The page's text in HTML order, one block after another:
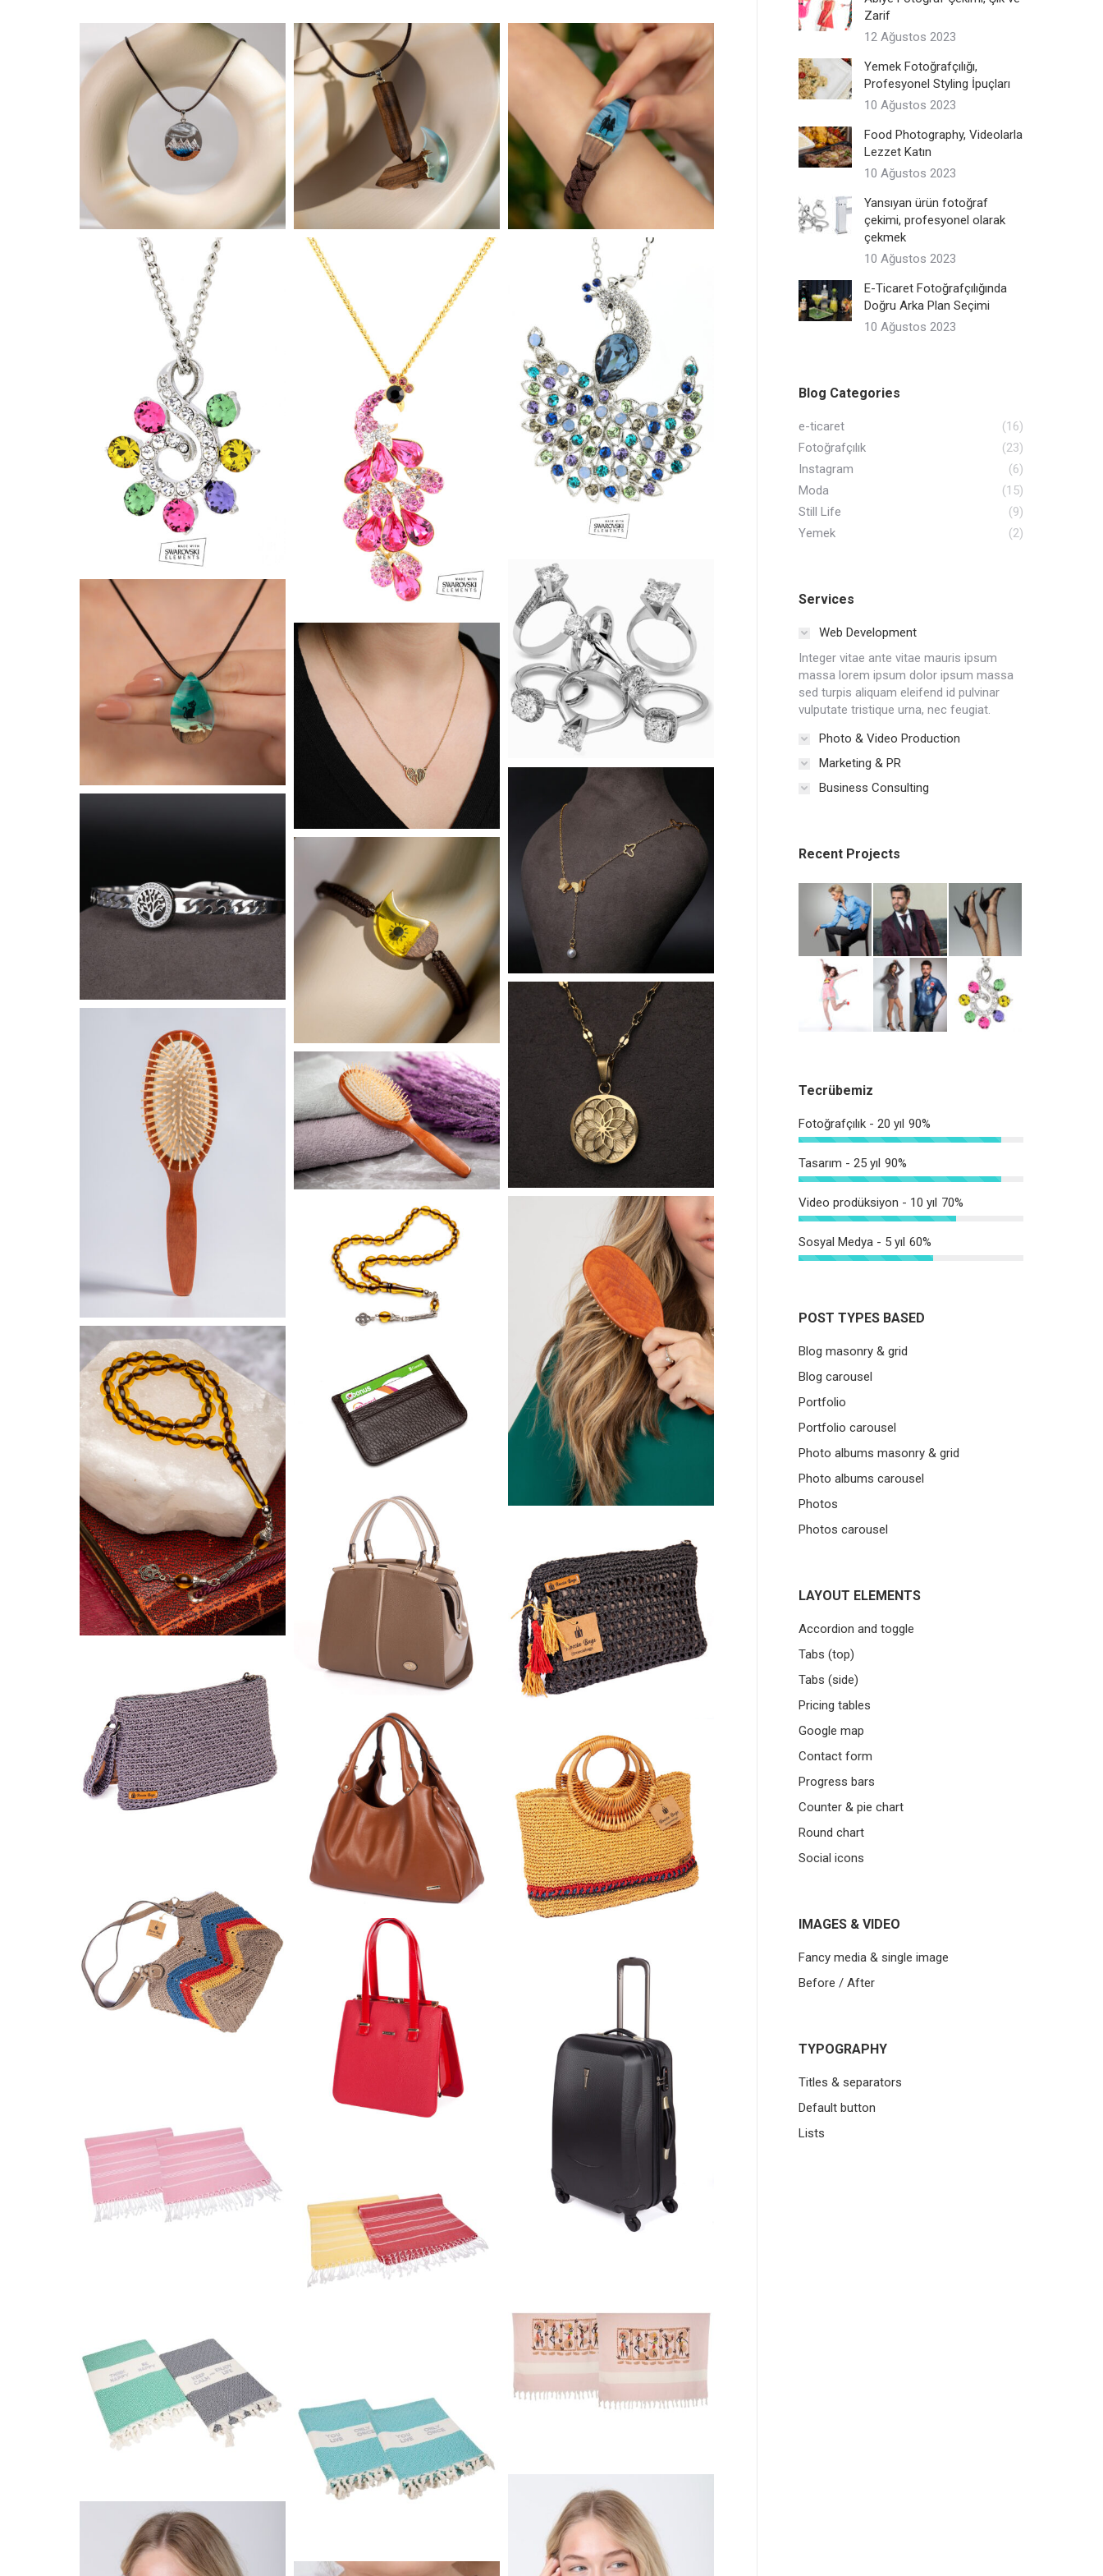
Zarif
12 Ağustos 2023
Yemek Fotoğrafçılığı,
Profesyonel Styling İpuçları
10 Ağustos 2023
Food Photography, Videolarla
Lezzet Katın
10 Ağustos 2023
Yansıyan ürün fotoğraf
çekimi, profesyonel olarak
çekmek
10 Ağustos 2023
E-Ticaret Fotoğrafçılığında
Doğru Arka Plan Seçimi
10 Ağustos 2023
Blog Categories
e-ticaret
(16)
Fotoğrafçılık
(23)
Instagram
(6)
Moda
(15)
Still Life
(9)
Yemek
(2)
Services
Web Development
Integer vitae ante vitae mauris ipsum
massa lorem ipsum dolor ipsum massa
sed turpis aliquam eleifend id pulvinar
vulputate tristique urna, nec feugiat.
Photo & Video Production
Marketing & PR
Business Consulting
Recent Projects
Tecrübemiz
Fotoğrafçılık - 20 yıl 90%
Tasarım - 25 yıl 90%
Video prodüksiyon - 10 yıl 70%
Sosyal Medya - 5 yıl 60%
POST TYPES BASED
Blog masonry & grid
Blog carousel
Portfolio
Portfolio carousel
Photo albums masonry & grid
Photo albums carousel
Photos
Photos carousel
LAYOUT ELEMENTS
Accordion and toggle
Tabs (top)
Tabs (side)
Pricing tables
Google map
Contact form
Progress bars
Counter & pie chart
Round chart
Social icons
IMAGES & VIDEO
Fancy media & single image
Before / After
TYPOGRAPHY
Titles & separators
Default button
Lists